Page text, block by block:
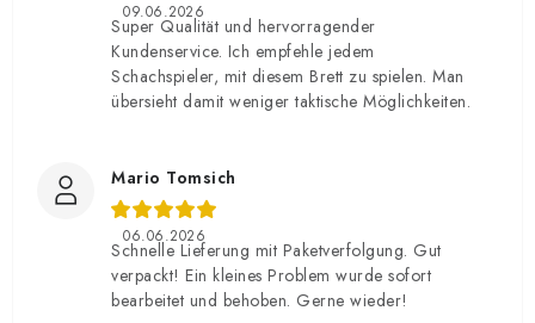
09.06.2026
Super Qualität und hervorragender
Kundenservice. Ich empfehle jedem
Schachspieler, mit diesem Brett zu spielen. Man
übersieht damit weniger taktische Möglichkeiten.
Mario Tomsich
06.06.2026
Schnelle Lieferung mit Paketverfolgung. Gut
verpackt! Ein kleines Problem wurde sofort
bearbeitet und behoben. Gerne wieder!